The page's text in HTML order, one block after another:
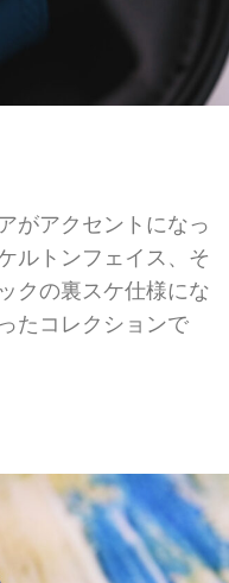
がアクセントになっ
ルトンフェイス、そ
クの裏スケ仕様にな
たコレクションで